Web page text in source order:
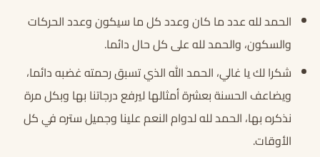
الحمد لله عدد ما كان وعدد كل ما سيكون وعدد الحركات
والسكون، والحمد لله على كل حال دائما.
شكرا لك يا غالي، الحمد الله الذي تسبق رحمته غضبه دائما،
ويضاعف الحسنة بعشرة أمثالها ليرفع درجاتنا بها وبكل مرة
نذكره بها، الحمد لله لدوام النعم علينا وجميل ستره في كل
الأوقات.